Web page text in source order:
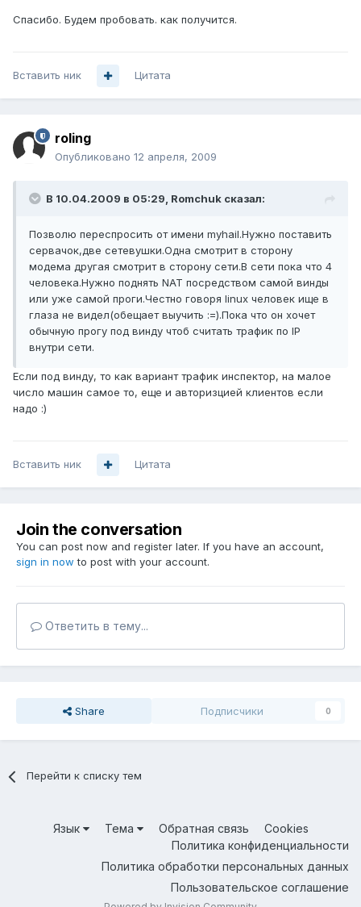
Спасибо. Будем пробовать. как получится.
Вставить ник Цитата
roling
Опубликовано 12 апреля, 2009
В 10.04.2009 в 05:29, Romchuk сказал:
Позволю переспросить от имени myhail.Нужно поставить
сервачок,две сетевушки.Одна смотрит в сторону
модема другая смотрит в сторону сети.В сети пока что 4
человека.Нужно поднять NAT посредством самой винды
или уже самой проги.Честно говоря linux человек ище в
глаза не видел(обещает выучить :=).Пока что он хочет
обычную прогу под винду чтоб считать трафик по ІР
внутри сети.
Если под винду, то как вариант трафик инспектор, на малое
число машин самое то, еще и авторизцией клиентов если
надо :)
Вставить ник Цитата
Join the conversation
You can post now and register later. If you have an account,
sign in now to post with your account.
Ответить в тему...
Share Подписчики 0
Перейти к списку тем
Язык Тема Обратная связь
Cookies
Политика конфиденциальности
Политика обработки персональных данных
Пользовательское соглашение